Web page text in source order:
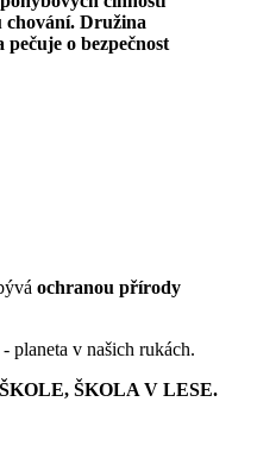
chování. Družina
o bezpečnost
ochranou přírody
planeta v našich rukách.
ŠKOLA V LESE.